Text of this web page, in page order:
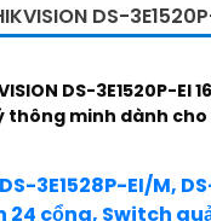
DS-
DS-3E1520P-EI
thông minh dành